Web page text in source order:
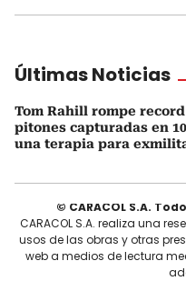
Últimas Noticias
Tom Rahill rompe record
pitones capturadas en
una terapia para
© CARACOL S.A.
CARACOL S.A. realiza una
usos de las obras y otras
web a medios de lectura